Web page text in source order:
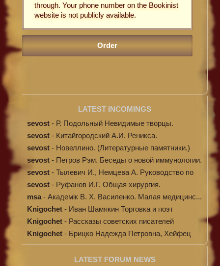
through. Your phone number on the Bookinist
website is not publicly available.
LATEST INCOMINGS
sevost - Р. Подольный Невидимые творцы.
sevost - Китайгородский А.И. Реникса.
sevost - Новеллино. (Литературные памятники.)
sevost - Петров Рэм. Беседы о новой иммунологии.
sevost - Тылевич И., Немцева А. Руководство по
ме...
sevost - Руфанов И.Г. Общая хирургия.
msa - Академік В. Х. Василенко. Малая медицинс...
Knigochet - Иван Шамякин Торговка и поэт
Knigochet - Рассказы советских писателей
Knigochet - Брицко Надежда Петровна, Хейфец
Аркадий ...
LATEST FORUM NEWS